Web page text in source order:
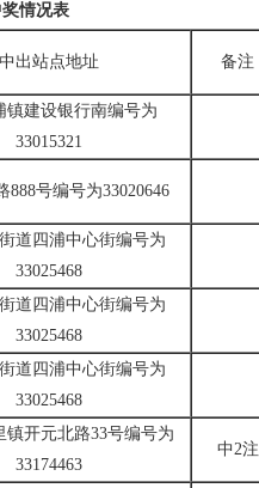
情况表
中出站点地址 备注
镇建设银行南编号为
33015321
888号编号为33020646
道四浦中心街编号为
33025468
道四浦中心街编号为
33025468
道四浦中心街编号为
33025468
镇开元北路33号编号为
33174463
中2注